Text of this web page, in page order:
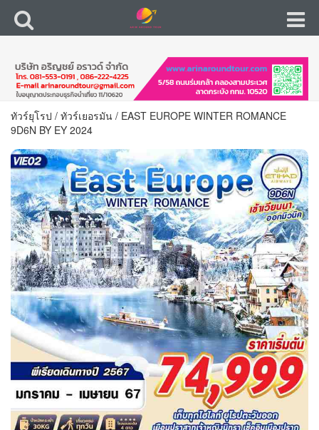
ทัวร์ยุโรป / ทัวร์เยอรมัน / EAST EUROPE WINTER ROMANCE
9D6N BY EY 2024